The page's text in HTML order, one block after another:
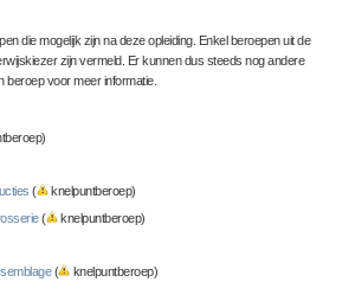
die mogelijk zijn na deze opleiding. Enkel beroepen uit de
zijn vermeld. Er kunnen dus steeds nog andere
beroep voor meer informatie.
(
knelpuntberoep)
(
knelpuntberoep)
(
knelpuntberoep)